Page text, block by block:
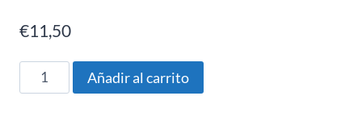
€11,50
PROTECTOR
DPF(FILTROS
Añadir al carrito